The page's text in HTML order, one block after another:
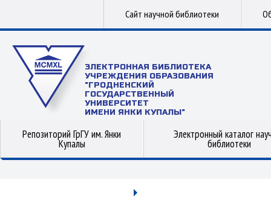
Сайт научной библиотеки
ЭЛЕКТРОННАЯ БИБЛИОТЕКА
УЧРЕЖДЕНИЯ ОБРАЗОВАНИЯ
"ГРОДНЕНСКИЙ
ГОСУДАРСТВЕННЫЙ
УНИВЕРСИТЕТ
ИМЕНИ ЯНКИ КУПАЛЫ"
Репозиторий ГрГУ им. Янки
Купалы
Электронный каталог
библиотеки